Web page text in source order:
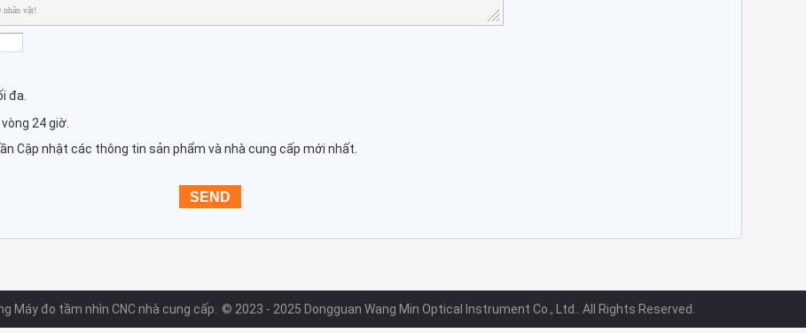
nhân vật!
đa.
24 giờ.
Cập nhật các thông tin sản phẩm và nhà cung cấp mới nhất.
Máy đo tầm nhìn CNC nhà cung cấp. © 2023 - 2025 Dongguan Wang Min Optical Instrument Co., Ltd.. All Rights Reserved.